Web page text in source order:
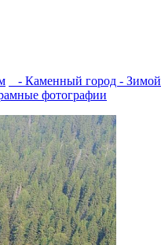
- Каменный город - Зимой
фотографии